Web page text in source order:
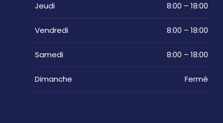
Jeudi 8:00 – 18:00
Vendredi 8:00 – 18:00
Samedi 8:00 – 18:00
Dimanche Fermé